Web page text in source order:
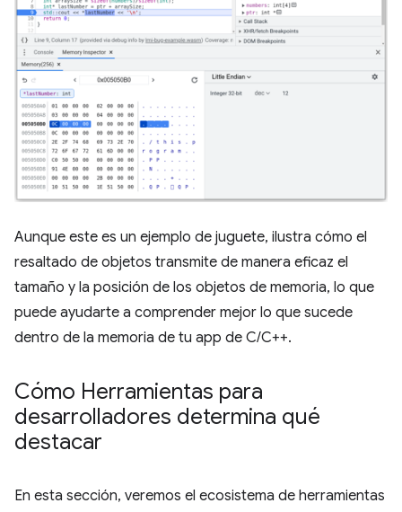
Aunque este es un ejemplo de juguete, ilustra cómo el
resaltado de objetos transmite de manera eficaz el
tamaño y la posición de los objetos de memoria, lo que
puede ayudarte a comprender mejor lo que sucede
dentro de la memoria de tu app de C/C++.
Cómo Herramientas para
desarrolladores determina qué
destacar
En esta sección, veremos el ecosistema de herramientas